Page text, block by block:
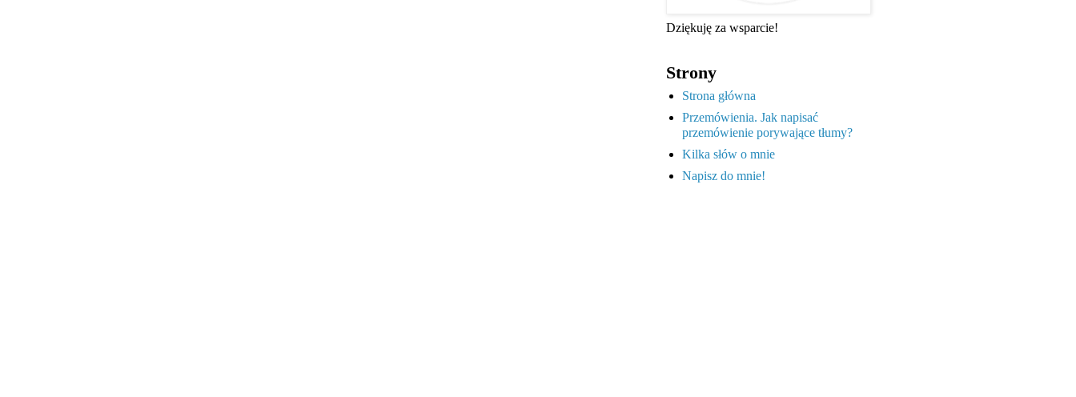
Dziękuję za wsparcie!
Strony
Strona główna
Przemówienia. Jak napisać
przemówienie porywające tłumy?
Kilka słów o mnie
Napisz do mnie!